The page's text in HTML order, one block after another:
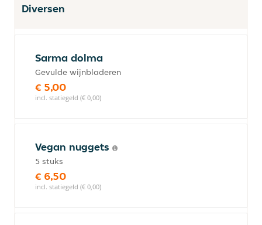
Diversen
Sarma dolma
Gevulde wijnbladeren
€ 5,00
incl. statiegeld (€ 0,00)
Vegan nuggets
5 stuks
€ 6,50
incl. statiegeld (€ 0,00)